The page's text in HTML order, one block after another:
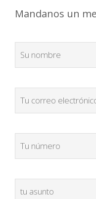
Mandanos un